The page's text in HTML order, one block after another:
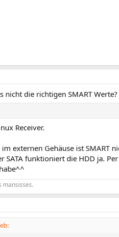
nicht die richtigen SMART
Receiver.
im externen Gehäuse ist SMART
SATA funktioniert die HDD ja.
mansisses.